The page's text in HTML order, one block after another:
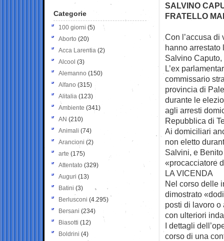
SALVINO
FRATELLO
Con l’accusa
hanno arrestato
Salvino
L’ex
commissario
provincia di
durante le
agli arresti
Repubblica di
Ai domiciliari
non eletto
Salvini, e
«procacciatore
LA VICENDA
Nel corso delle
dimostrato
posti di lavoro
con ulteriori
I dettagli
corso di una
Categorie
100 giorni (5)
Aborto (20)
Acca Larentia (2)
Alcool (3)
Alemanno (150)
Alfano (315)
Alitalia (123)
Ambiente (341)
AN (210)
Animali (74)
Arancioni (2)
arte (175)
Attentato (329)
Auguri (13)
Batini (3)
Berlusconi (4.295)
Bersani (234)
Biasotti (12)
Boldrini (4)